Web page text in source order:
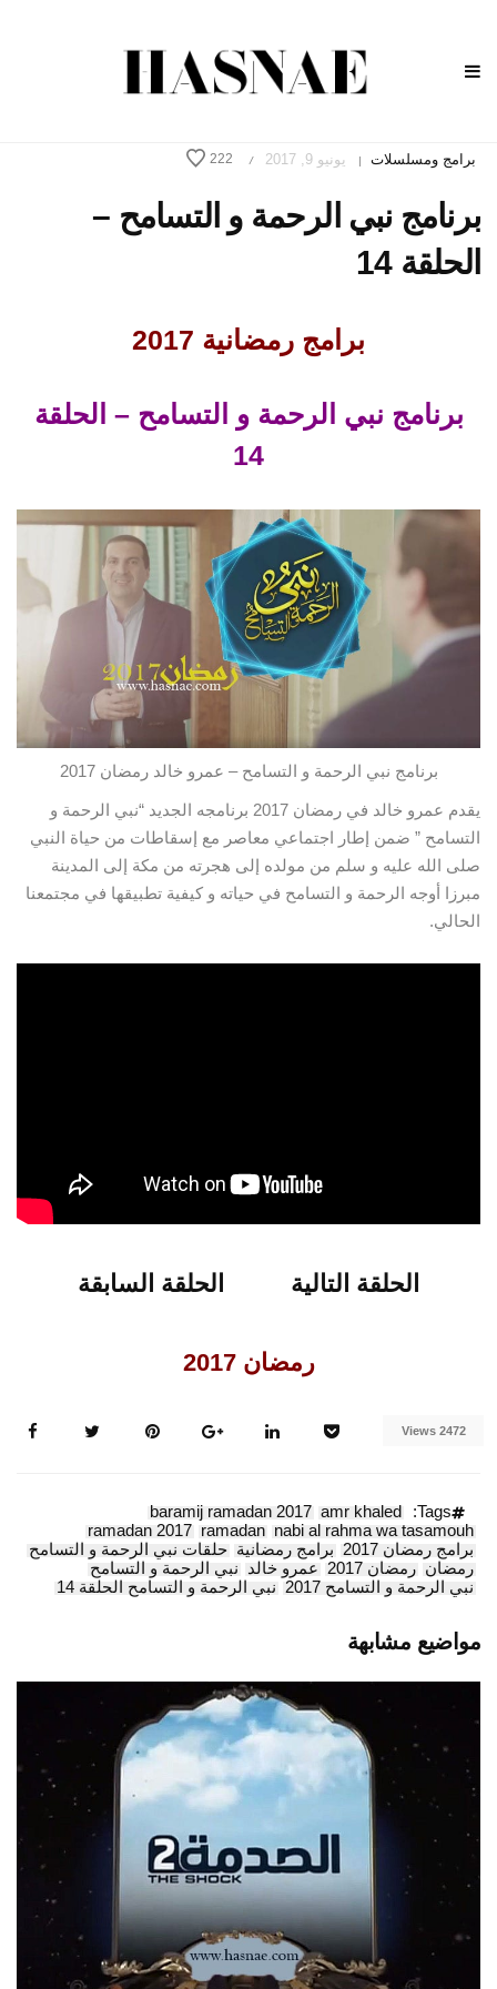
برامج ومسلسلات | يونيو 9, 2017 /
222
برنامج نبي الرحمة و التسامح –
الحلقة 14
برامج رمضانية 2017
برنامج نبي الرحمة و التسامح – الحلقة
14
برنامج نبي الرحمة و التسامح – عمرو خالد رمضان 2017
يقدم عمرو خالد في رمضان 2017 برنامجه الجديد “نبي الرحمة و
التسامح ” ضمن إطار اجتماعي معاصر مع إسقاطات من حياة النبي
صلى الله عليه و سلم من مولده إلى هجرته من مكة إلى المدينة
مبرزا أوجه الرحمة و التسامح في حياته و كيفية تطبيقها في مجتمعنا
الحالي.
الحلقة التالية الحلقة السابقة
رمضان 2017
2472 Views
Tags:
amr khaled
baramij ramadan 2017
nabi al rahma wa tasamouh
ramadan
ramadan 2017
برامج رمضان 2017
برامج رمضانية حلقات نبي الرحمة و التسامح
رمضان رمضان 2017 عمرو خالد نبي الرحمة و التسامح
نبي الرحمة و التسامح 2017
نبي الرحمة و التسامح الحلقة 14
مواضيع مشابهة